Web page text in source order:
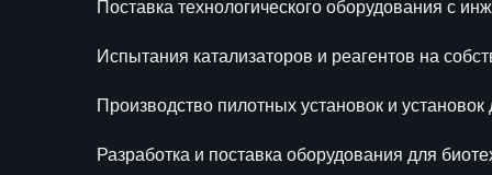
Поставка технологического оборудования с
Испытания катализаторов и реагентов на
Производство пилотных установок и
Разработка и поставка оборудования для
человек, при общем числе
проектов в химпроме. Если
программам, то найти и
сложнее. Это критически